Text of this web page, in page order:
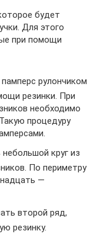
будет
Для этого
при помощи
рулончиком
резинки. При
необходимо
процедуру
круг из
По периметру
—
второй ряд,
резинку.